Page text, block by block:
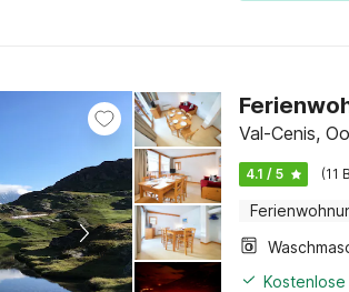
Val-Cenis,
4.1 / 5 (11